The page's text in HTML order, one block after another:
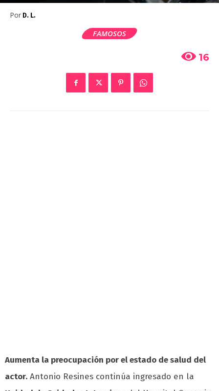
Por D. L.
FAMOSOS
16
Aumenta la preocupación por el estado de salud del
actor. Antonio Resines continúa ingresado en la